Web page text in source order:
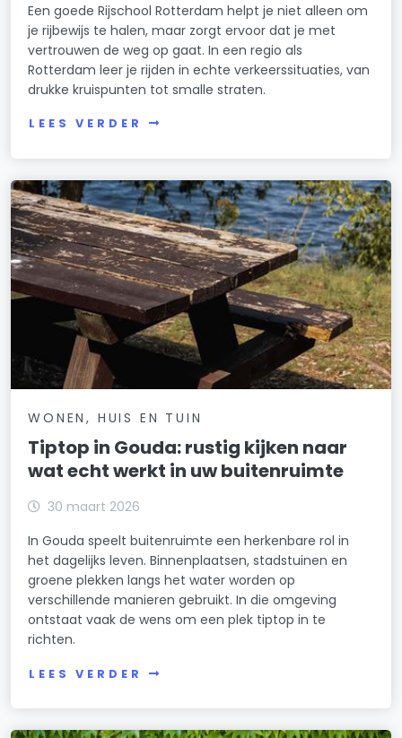
Een goede Rijschool Rotterdam helpt je niet alleen om
je rijbewijs te halen, maar zorgt ervoor dat je met
vertrouwen de weg op gaat. In een regio als
Rotterdam leer je rijden in echte verkeerssituaties, van
drukke kruispunten tot smalle straten.
LEES VERDER
WONEN, HUIS EN TUIN
Tiptop in Gouda: rustig kijken naar
wat echt werkt in uw buitenruimte
30 maart 2026
In Gouda speelt buitenruimte een herkenbare rol in
het dagelijks leven. Binnenplaatsen, stadstuinen en
groene plekken langs het water worden op
verschillende manieren gebruikt. In die omgeving
ontstaat vaak de wens om een plek tiptop in te
richten.
LEES VERDER